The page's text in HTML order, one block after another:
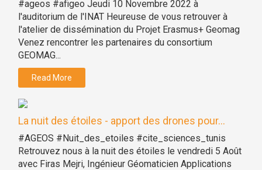
#ageos #afigeo Jeudi 10 Novembre 2022 à
l'auditorium de l'INAT Heureuse de vous retrouver à
l'atelier de dissémination du Projet Erasmus+ Geomag
Venez rencontrer les partenaires du consortium
GEOMAG...
Read More
La nuit des étoiles - apport des drones pour...
#AGEOS #Nuit_des_etoiles #cite_sciences_tunis
Retrouvez nous à la nuit des étoiles le vendredi 5 Août
avec Firas Mejri, Ingénieur Géomaticien Applications